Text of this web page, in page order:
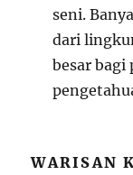
seni.
dari
besar bagi
WARISAN